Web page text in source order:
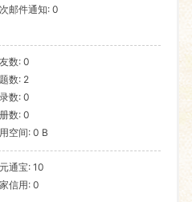
邮件通知: 0
数: 0
数: 2
数: 0
数: 0
空间: 0 B
通宝: 10
信用: 0